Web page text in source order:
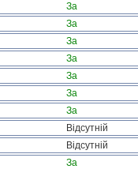
За
За
За
За
За
За
За
Відсутній
Відсутній
За